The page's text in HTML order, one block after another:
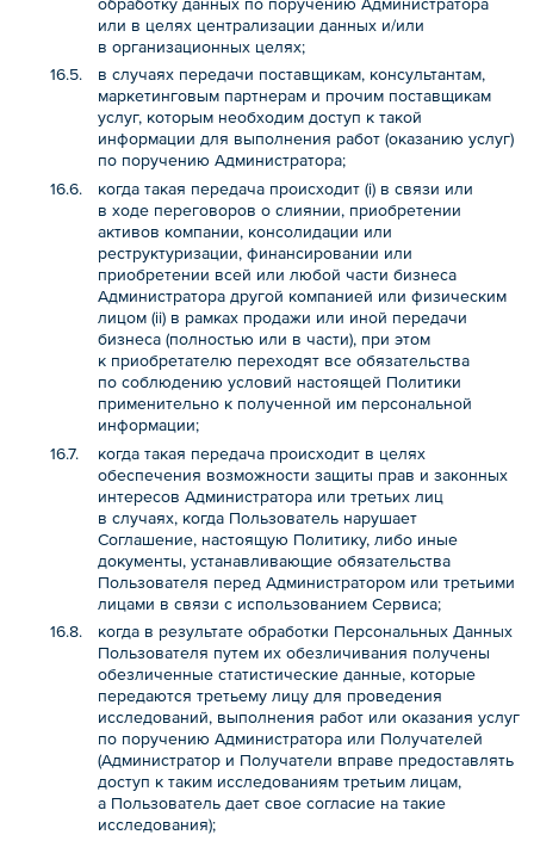
или в целях централизации данных и/или
в организационных целях;
в случаях передачи поставщикам, консультантам,
маркетинговым партнерам и прочим поставщикам
услуг, которым необходим доступ к такой
информации для выполнения работ (оказанию услуг)
по поручению Администратора;
когда такая передача происходит (i) в связи или
в ходе переговоров о слиянии, приобретении
активов компании, консолидации или
реструктуризации, финансировании или
приобретении всей или любой части бизнеса
Администратора другой компанией или физическим
лицом (ii) в рамках продажи или иной передачи
бизнеса (полностью или в части), при этом
к приобретателю переходят все обязательства
по соблюдению условий настоящей Политики
применительно к полученной им персональной
информации;
когда такая передача происходит в целях
обеспечения возможности защиты прав и законных
интересов Администратора или третьих лиц
в случаях, когда Пользователь нарушает
Соглашение, настоящую Политику, либо иные
документы, устанавливающие обязательства
Пользователя перед Администратором или третьими
лицами в связи с использованием Сервиса;
когда в результате обработки Персональных Данных
Пользователя путем их обезличивания получены
обезличенные статистические данные, которые
передаются третьему лицу для проведения
исследований, выполнения работ или оказания услуг
по поручению Администратора или Получателей
(Администратор и Получатели вправе предоставлять
доступ к таким исследованиям третьим лицам,
а Пользователь дает свое согласие на такие
исследования);